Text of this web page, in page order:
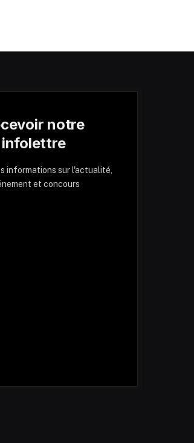
notre
infolettre
informations sur l'actualité,
et concours